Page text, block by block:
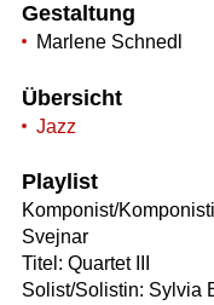
Gestaltung
Marlene Schnedl
Übersicht
Jazz
Playlist
Komponist/
Svejnar
Titel: Quartet III
Solist/Solistin: Sylvia